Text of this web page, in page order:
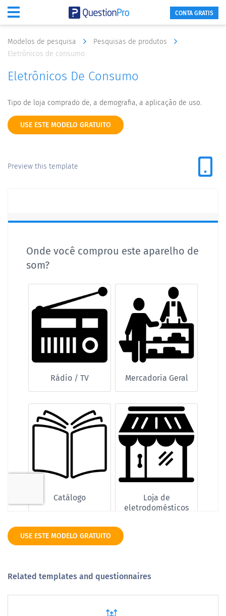
CONTA GRATIS
Modelos de pesquisa
Pesquisas de produtos
Eletrônicos de consumo
Eletrônicos De Consumo
Tipo de loja comprado de, a demografia, a aplicação de uso.
USE ESTE MODELO GRATUITO
Preview this template
USE ESTE MODELO GRATUITO
Related templates and questionnaires